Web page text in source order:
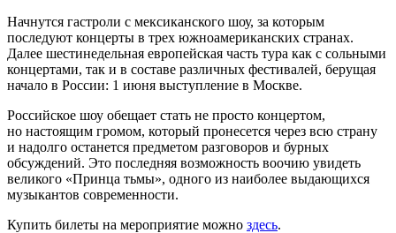
Начнутся гастроли с мексиканского шоу, за которым
последуют концерты в трех южноамериканских странах.
Далее шестинедельная европейская часть тура как с сольными
концертами, так и в составе различных фестивалей, берущая
начало в России: 1 июня выступление в Москве.
Российское шоу обещает стать не просто концертом,
но настоящим громом, который пронесется через всю страну
и надолго останется предметом разговоров и бурных
обсуждений. Это последняя возможность воочию увидеть
великого «Принца тьмы», одного из наиболее выдающихся
музыкантов современности.
Купить билеты на мероприятие можно здесь.